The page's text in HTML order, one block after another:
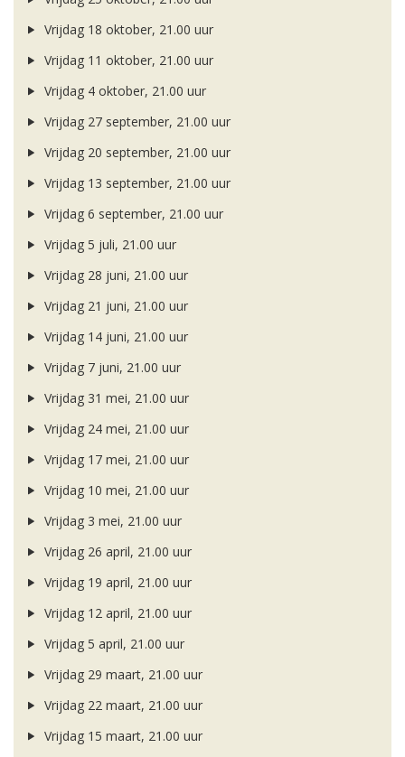
Vrijdag 18 oktober, 21.00 uur
Vrijdag 11 oktober, 21.00 uur
Vrijdag 4 oktober, 21.00 uur
Vrijdag 27 september, 21.00 uur
Vrijdag 20 september, 21.00 uur
Vrijdag 13 september, 21.00 uur
Vrijdag 6 september, 21.00 uur
Vrijdag 5 juli, 21.00 uur
Vrijdag 28 juni, 21.00 uur
Vrijdag 21 juni, 21.00 uur
Vrijdag 14 juni, 21.00 uur
Vrijdag 7 juni, 21.00 uur
Vrijdag 31 mei, 21.00 uur
Vrijdag 24 mei, 21.00 uur
Vrijdag 17 mei, 21.00 uur
Vrijdag 10 mei, 21.00 uur
Vrijdag 3 mei, 21.00 uur
Vrijdag 26 april, 21.00 uur
Vrijdag 19 april, 21.00 uur
Vrijdag 12 april, 21.00 uur
Vrijdag 5 april, 21.00 uur
Vrijdag 29 maart, 21.00 uur
Vrijdag 22 maart, 21.00 uur
Vrijdag 15 maart, 21.00 uur